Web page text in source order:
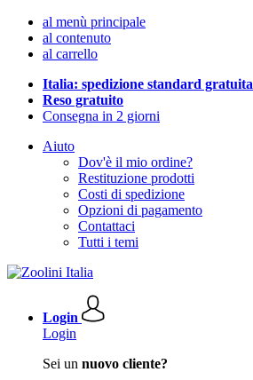
al menù principale
al contenuto
al carrello
Italia: spedizione standard gratuita
Reso gratuito
Consegna in 2 giorni
Aiuto
Dov'è il mio ordine?
Restituzione prodotti
Costi di spedizione
Opzioni di pagamento
Contattaci
Tutti i temi
Login
Login
Sei un nuovo cliente?